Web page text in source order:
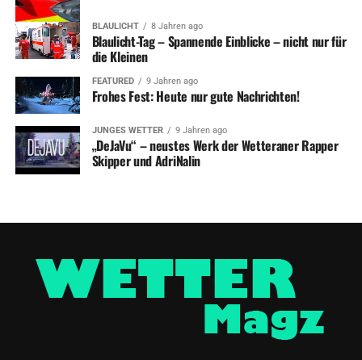
BLAULICHT 8 Jahren ago
Blaulicht-Tag – Spannende Einblicke – nicht nur für
die Kleinen
FEATURED 9 Jahren ago
Frohes Fest: Heute nur gute Nachrichten!
JUNGES WETTER 9 Jahren ago
„DeJaVu“ – neustes Werk der Wetteraner Rapper
Skipper und AdriNalin